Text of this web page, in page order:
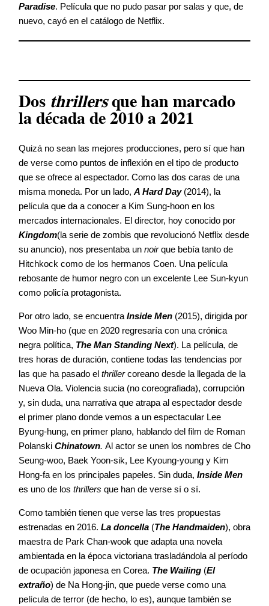
Paradise. Película que no pudo pasar por salas y que, de
nuevo, cayó en el catálogo de Netflix.
Dos thrillersque han marcado
la década de 2010 a 2021
Quizá no sean las mejores producciones, pero sí que han
de verse como puntos de inflexión en el tipo de producto
que se ofrece al espectador. Como las dos caras de una
misma moneda. Por un lado, A Hard Day(2014), la
película que da a conocer a Kim Sung-hoon en los
mercados internacionales. El director, hoy conocido por
Kingdom(la serie de zombis que revolucionó Netflix desde
su anuncio), nos presentaba un noirque bebía tanto de
Hitchkock como de los hermanos Coen. Una película
rebosante de humor negro con un excelente Lee Sun-kyun
como policía protagonista.
Por otro lado, se encuentra Inside Men (2015), dirigida por
Woo Min-ho (que en 2020 regresaría con una crónica
negra política, The Man Standing Next). La película, de
tres horas de duración, contiene todas las tendencias por
las que ha pasado el thrillercoreano desde la llegada de la
Nueva Ola. Violencia sucia (no coreografiada), corrupción
y, sin duda, una narrativa que atrapa al espectador desde
el primer plano donde vemos a un espectacular Lee
Byung-hung, en primer plano, hablando del film de Roman
Polanski Chinatown. Al actor se unen los nombres de Cho
Seung-woo, Baek Yoon-sik, Lee Kyoung-young y Kim
Hong-fa en los principales papeles. Sin duda, Inside Men
es uno de los thrillers que han de verse sí o sí.
Como también tienen que verse las tres propuestas
estrenadas en 2016. La doncella (The Handmaiden), obra
maestra de Park Chan-wook que adapta una novela
ambientada en la época victoriana trasladándola al período
de ocupación japonesa en Corea. The Wailing (El
extraño) de Na Hong-jin, que puede verse como una
película de terror (de hecho, lo es), aunque también se